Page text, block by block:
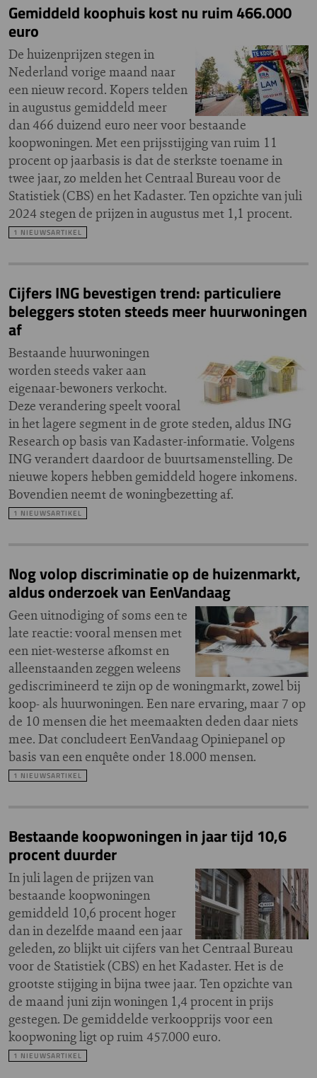
Gemiddeld koophuis kost nu ruim 466.000
euro
De huizenprijzen stegen in
Nederland vorige maand naar
een nieuw record. Kopers telden
in augustus gemiddeld meer
dan 466 duizend euro neer voor bestaande
koopwoningen. Met een prijsstijging van ruim 11
procent op jaarbasis is dat de sterkste toename in
twee jaar, zo melden het Centraal Bureau voor de
Statistiek (CBS) en het Kadaster. Ten opzichte van juli
2024 stegen de prijzen in augustus met 1,1 procent.
1 NIEUWSARTIKEL
Cijfers ING bevestigen trend: particuliere
beleggers stoten steeds meer huurwoningen
af
Bestaande huurwoningen
worden steeds vaker aan
eigenaar-bewoners verkocht.
Deze verandering speelt vooral
in het lagere segment in de grote steden, aldus ING
Research op basis van Kadaster-informatie. Volgens
ING verandert daardoor de buurtsamenstelling. De
nieuwe kopers hebben gemiddeld hogere inkomens.
Bovendien neemt de woningbezetting af.
1 NIEUWSARTIKEL
Nog volop discriminatie op de huizenmarkt,
aldus onderzoek van EenVandaag
Geen uitnodiging of soms een te
late reactie: vooral mensen met
een niet-westerse afkomst en
alleenstaanden zeggen weleens
gediscrimineerd te zijn op de woningmarkt, zowel bij
koop- als huurwoningen. Een nare ervaring, maar 7 op
de 10 mensen die het meemaakten deden daar niets
mee. Dat concludeert EenVandaag Opiniepanel op
basis van een enquête onder 18.000 mensen.
1 NIEUWSARTIKEL
Bestaande koopwoningen in jaar tijd 10,6
procent duurder
In juli lagen de prijzen van
bestaande koopwoningen
gemiddeld 10,6 procent hoger
dan in dezelfde maand een jaar
geleden, zo blijkt uit cijfers van het Centraal Bureau
voor de Statistiek (CBS) en het Kadaster. Het is de
grootste stijging in bijna twee jaar. Ten opzichte van
de maand juni zijn woningen 1,4 procent in prijs
gestegen. De gemiddelde verkoopprijs voor een
koopwoning ligt op ruim 457.000 euro.
1 NIEUWSARTIKEL